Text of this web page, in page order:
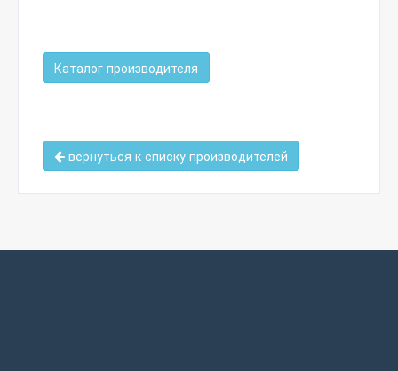
Каталог производителя
вернуться к списку производителей